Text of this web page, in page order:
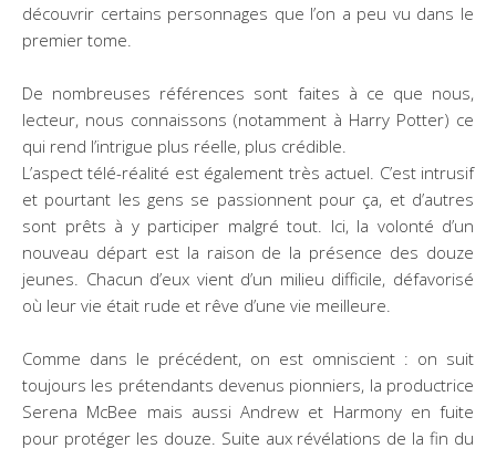
découvrir certains personnages que l’on a peu vu dans le
premier tome.
De nombreuses références sont faites à ce que nous,
lecteur, nous connaissons (notamment à Harry Potter) ce
qui rend l’intrigue plus réelle, plus crédible.
L’aspect télé-réalité est également très actuel. C’est intrusif
et pourtant les gens se passionnent pour ça, et d’autres
sont prêts à y participer malgré tout. Ici, la volonté d’un
nouveau départ est la raison de la présence des douze
jeunes. Chacun d’eux vient d’un milieu difficile, défavorisé
où leur vie était rude et rêve d’une vie meilleure.
Comme dans le précédent, on est omniscient : on suit
toujours les prétendants devenus pionniers, la productrice
Serena McBee mais aussi Andrew et Harmony en fuite
pour protéger les douze. Suite aux révélations de la fin du